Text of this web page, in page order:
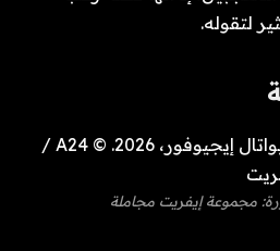
لتقوله.
مجموعة إيفريت مجاملة